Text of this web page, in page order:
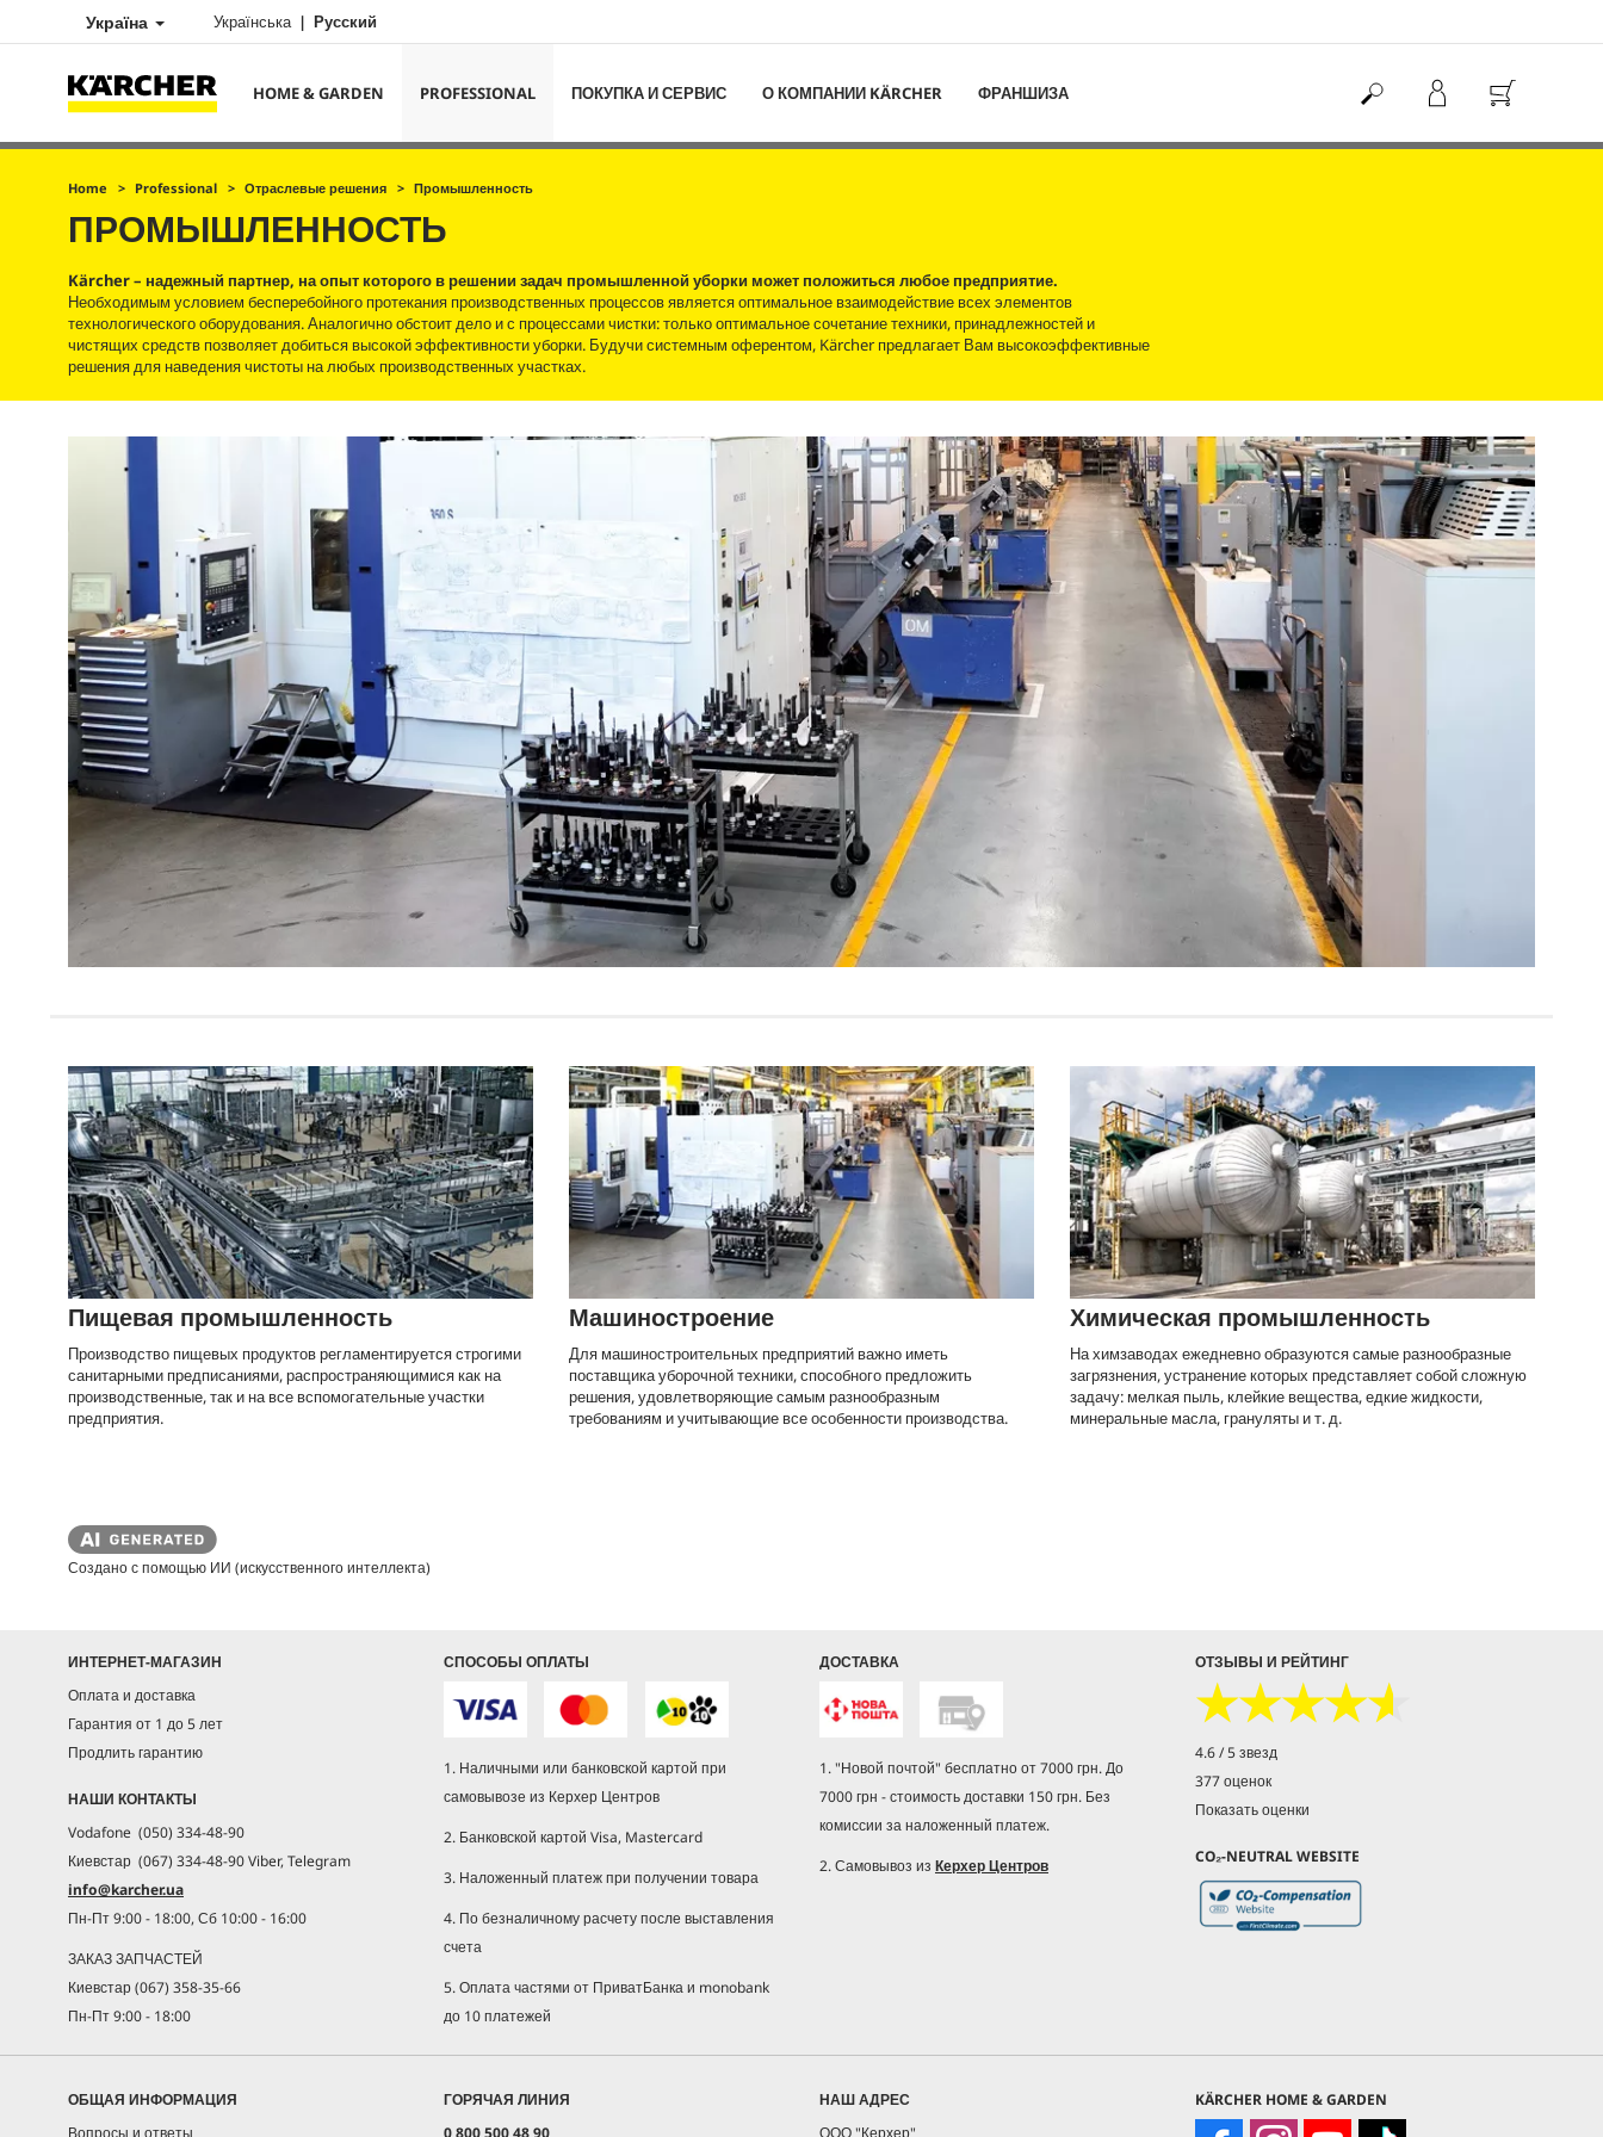
Україна Українська Русский
HOME & GARDEN PROFESSIONAL ПОКУПКА И СЕРВИС О КОМПАНИИ KÄRCHER ФРАНШИЗА
Home Professional Отраслевые решения Промышленность
ПРОМЫШЛЕННОСТЬ
Kärcher – надежный партнер, на опыт которого в решении задач промышленной уборки может положиться любое предприятие.
Необходимым условием бесперебойного протекания производственных процессов является оптимальное взаимодействие всех элементов
технологического оборудования. Аналогично обстоит дело и с процессами чистки: только оптимальное сочетание техники, принадлежностей и
чистящих средств позволяет добиться высокой эффективности уборки. Будучи системным оферентом, Kärcher предлагает Вам высокоэффективные
решения для наведения чистоты на любых производственных участках.
Пищевая промышленность
Производство пищевых продуктов регламентируется строгими
санитарными предписаниями, распространяющимися как на
производственные, так и на все вспомогательные участки
предприятия.
Машиностроение
Для машиностроительных предприятий важно иметь
поставщика уборочной техники, способного предложить
решения, удовлетворяющие самым разнообразным
требованиям и учитывающие все особенности производства.
Химическая промышленность
На химзаводах ежедневно образуются самые разнообразные
загрязнения, устранение которых представляет собой сложную
задачу: мелкая пыль, клейкие вещества, едкие жидкости,
минеральные масла, грануляты и т. д.
Создано с помощью ИИ (искусственного интеллекта)
ИНТЕРНЕТ-МАГАЗИН
Оплата и доставка
Гарантия от 1 до 5 лет
Продлить гарантию
НАШИ КОНТАКТЫ
Vodafone (050) 334-48-90
Киевстар (067) 334-48-90 Viber, Telegram
info@karcher.ua
Пн-Пт 9:00 - 18:00, Сб 10:00 - 16:00
ЗАКАЗ ЗАПЧАСТЕЙ
Киевстар (067) 358-35-66
Пн-Пт 9:00 - 18:00
СПОСОБЫ ОПЛАТЫ
1. Наличными или банковской картой при
самовывозе из Керхер Центров
2. Банковской картой Visa, Mastercard
3. Наложенный платеж при получении товара
4. По безналичному расчету после выставления
счета
5. Оплата частями от ПриватБанка и monobank
до 10 платежей
ДОСТАВКА
1. "Новой почтой" бесплатно от 7000 грн. До
7000 грн - стоимость доставки 150 грн. Без
комиссии за наложенный платеж.
2. Самовывоз из Керхер Центров
ОТЗЫВЫ И РЕЙТИНГ
★★★★★
★★★★★
4.6 / 5 звезд
377 оценок
Показать оценки
CO₂-NEUTRAL WEBSITE
ОБЩАЯ ИНФОРМАЦИЯ
Вопросы и ответы
ГОРЯЧАЯ ЛИНИЯ
0 800 500 48 90
НАШ АДРЕС
ООО "Керхер"
KÄRCHER HOME & GARDEN